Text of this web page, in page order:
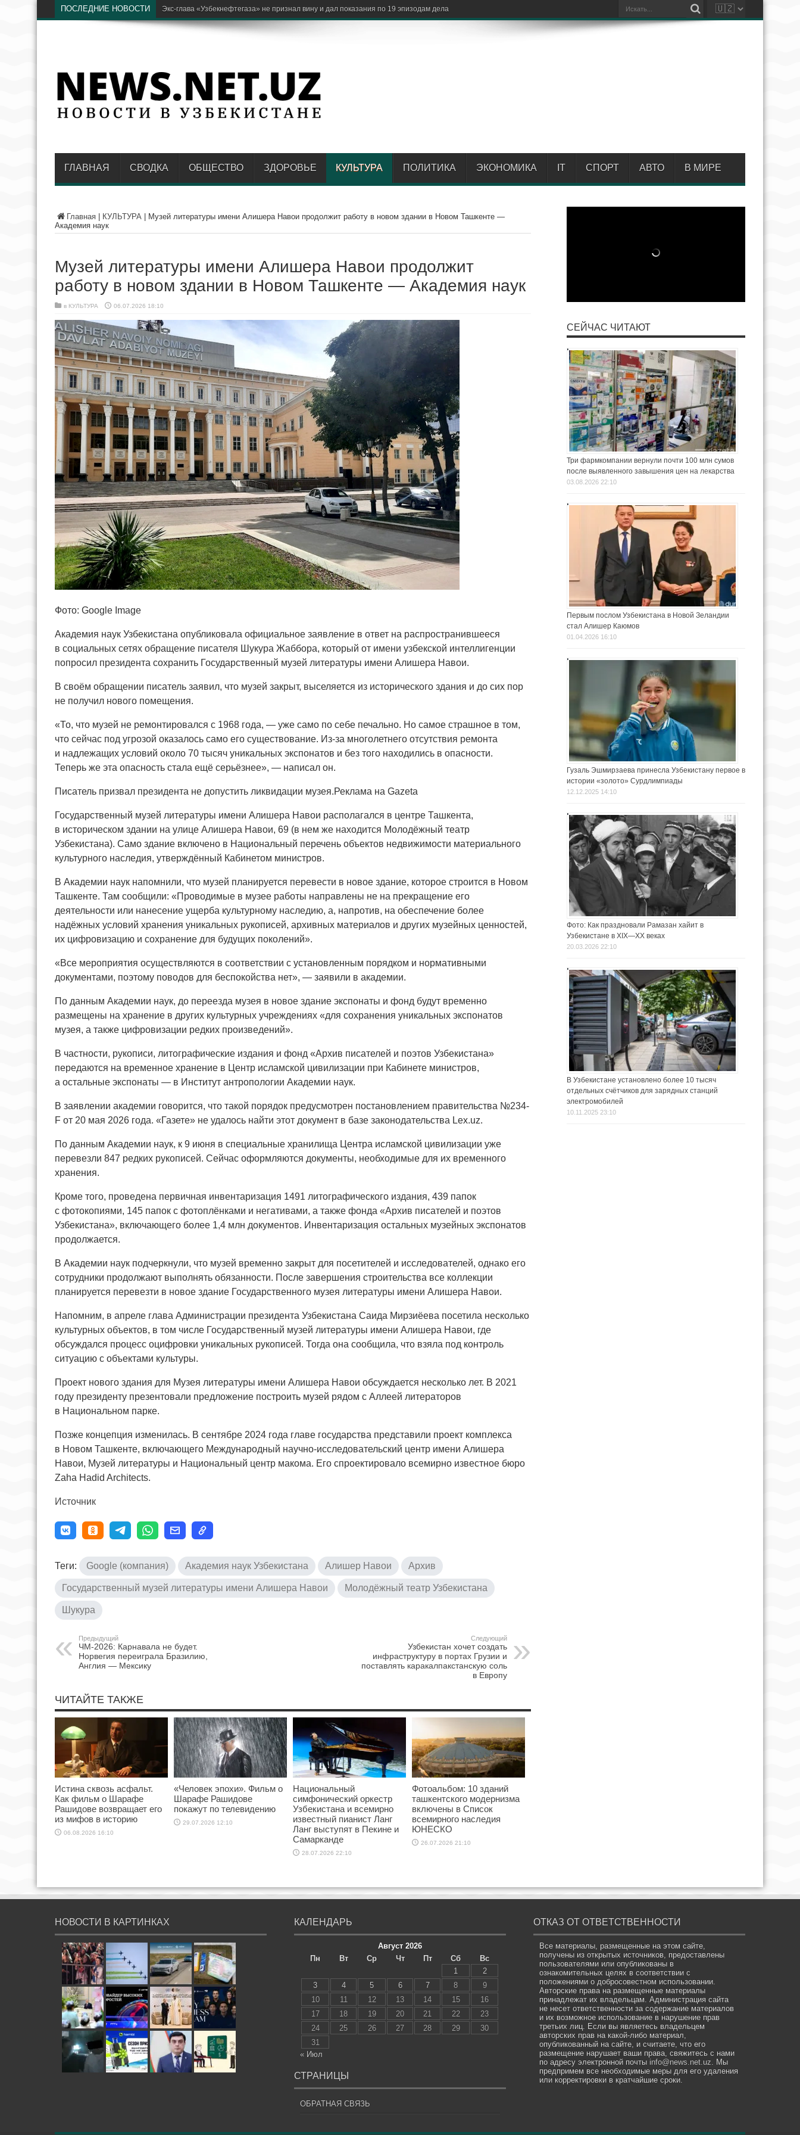
ПОСЛЕДНИЕ НОВОСТИ В AKFA рассказа
ГЛАВНАЯ СВОДКА ОБЩЕСТВО ЗДОРОВЬЕ КУЛЬТУРА ПОЛИТИКА ЭКОНОМИКА IT СПОРТ АВТО В МИРЕ
Главная КУЛЬТУРА
Музей литературы имени Алишера Навои продолжит работу в новом здании в Новом Ташкенте —
Академия наук
Музей литературы имени Алишера Навои продолжит
работу в новом здании в Новом Ташкенте — Академия наук
в КУЛЬТУРА 06.07.2026 18:10
Фото: Google Image
Академия наук Узбекистана опубликовала официальное заявление в ответ на распространившееся
в социальных сетях обращение писателя Шукура Жаббора, который от имени узбекской интеллигенции
попросил президента сохранить Государственный музей литературы имени Алишера Навои.
В своём обращении писатель заявил, что музей закрыт, выселяется из исторического здания и до сих пор
не получил нового помещения.
«То, что музей не ремонтировался с 1968 года, — уже само по себе печально. Но самое страшное в том,
что сейчас под угрозой оказалось само его существование. Из-за многолетнего отсутствия ремонта
и надлежащих условий около 70 тысяч уникальных экспонатов и без того находились в опасности.
Теперь же эта опасность стала ещё серьёзнее», — написал он.
Писатель призвал президента не допустить ликвидации музея.Реклама на Gazeta
Государственный музей литературы имени Алишера Навои располагался в центре Ташкента,
в историческом здании на улице Алишера Навои, 69 (в нем же находится Молодёжный театр
Узбекистана). Само здание включено в Национальный перечень объектов недвижимости материального
культурного наследия, утверждённый Кабинетом министров.
В Академии наук напомнили, что музей планируется перевести в новое здание, которое строится в Новом
Ташкенте. Там сообщили: «Проводимые в музее работы направлены не на прекращение его
деятельности или нанесение ущерба культурному наследию, а, напротив, на обеспечение более
надёжных условий хранения уникальных рукописей, архивных материалов и других музейных ценностей,
их цифровизацию и сохранение для будущих поколений».
«Все мероприятия осуществляются в соответствии с установленным порядком и нормативными
документами, поэтому поводов для беспокойства нет», — заявили в академии.
По данным Академии наук, до переезда музея в новое здание экспонаты и фонд будут временно
размещены на хранение в других культурных учреждениях «для сохранения уникальных экспонатов
музея, а также цифровизации редких произведений».
В частности, рукописи, литографические издания и фонд «Архив писателей и поэтов Узбекистана»
передаются на временное хранение в Центр исламской цивилизации при Кабинете министров,
а остальные экспонаты — в Институт антропологии Академии наук.
В заявлении академии говорится, что такой порядок предусмотрен постановлением правительства №234-
F от 20 мая 2026 года. «Газете» не удалось найти этот документ в базе законодательства Lex.uz.
По данным Академии наук, к 9 июня в специальные хранилища Центра исламской цивилизации уже
перевезли 847 редких рукописей. Сейчас оформляются документы, необходимые для их временного
хранения.
Кроме того, проведена первичная инвентаризация 1491 литографического издания, 439 папок
с фотокопиями, 145 папок с фотоплёнками и негативами, а также фонда «Архив писателей и поэтов
Узбекистана», включающего более 1,4 млн документов. Инвентаризация остальных музейных экспонатов
продолжается.
В Академии наук подчеркнули, что музей временно закрыт для посетителей и исследователей, однако его
сотрудники продолжают выполнять обязанности. После завершения строительства все коллекции
планируется перевезти в новое здание Государственного музея литературы имени Алишера Навои.
Напомним, в апреле глава Администрации президента Узбекистана Саида Мирзиёева посетила несколько
культурных объектов, в том числе Государственный музей литературы имени Алишера Навои, где
обсуждался процесс оцифровки уникальных рукописей. Тогда она сообщила, что взяла под контроль
ситуацию с объектами культуры.
Проект нового здания для Музея литературы имени Алишера Навои обсуждается несколько лет. В 2021
году президенту презентовали предложение построить музей рядом с Аллеей литераторов
в Национальном парке.
Позже концепция изменилась. В сентябре 2024 года главе государства представили проект комплекса
в Новом Ташкенте, включающего Международный научно-исследовательский центр имени Алишера
Навои, Музей литературы и Национальный центр макома. Его спроектировало всемирно известное бюро
Zaha Hadid Architects.
Источник
Теги: Google (компания) Академия наук Узбекистана Алишер Навои Архив
Государственный музей литературы имени Алишера Навои Молодёжный театр Узбекистана
Шукура
Предыдущий
ЧМ-2026: Карнавала не будет.
Норвегия переиграла Бразилию,
Англия — Мексику
Следующий
Узбекистан хочет создать
инфраструктуру в портах Грузии и
поставлять каракалпакстанскую соль
в Европу
ЧИТАЙТЕ ТАКЖЕ
Истина сквозь асфальт.
Как фильм о Шарафе
Рашидове возвращает его
из мифов в историю
06.08.2026 16:10
«Человек эпохи». Фильм о
Шарафе Рашидове
покажут по телевидению
29.07.2026 12:10
Национальный
симфонический оркестр
Узбекистана и всемирно
известный пианист Ланг
Ланг выступят в Пекине и
Самарканде
28.07.2026 22:10
Фотоальбом: 10 зданий
ташкентского модернизма
включены в Список
всемирного наследия
ЮНЕСКО
26.07.2026 21:10
СЕЙЧАС ЧИТАЮТ
Три фармкомпании вернули почти 100 млн сумов
после выявленного завышения цен на лекарства
03.08.2026 22:10
Первым послом Узбекистана в Новой Зеландии
стал Алишер Каюмов
01.04.2026 16:10
Гузаль Эшмирзаева принесла Узбекистану первое в
истории «золото» Сурдлимпиады
12.12.2025 14:10
Фото: Как праздновали Рамазан хайит в
Узбекистане в XIX—XX веках
20.03.2026 22:10
В Узбекистане установлено более 10 тысяч
отдельных счётчиков для зарядных станций
электромобилей
10.11.2025 23:10
НОВОСТИ В КАРТИНКАХ КАЛЕНДАРЬ
Август 2026
Пн
Вт Ср Чт Пт Сб
Вс
1
2
3
4 5 6 7 8
9
10
11 12 13 14 15
16
17
18 19 20 21 22
23
24
25 26 27 28 29
30
31
« Июл
СТРАНИЦЫ
ОБРАТНАЯ СВЯЗЬ
ОТКАЗ ОТ ОТВЕТСТВЕННОСТИ
Все материалы, размещенные на этом сайте,
получены из открытых источников, предоставлены
пользователями или опубликованы в
ознакомительных целях в соответствии с
положениями о добросовестном использовании.
Авторские права на размещенные материалы
принадлежат их владельцам. Администрация сайта
не несет ответственности за содержание материалов
и их возможное использование в нарушение прав
третьих лиц. Если вы являетесь владельцем
авторских прав на какой-либо материал,
опубликованный на сайте, и считаете, что его
размещение нарушает ваши права, свяжитесь с нами
по адресу электронной почты info@news.net.uz . Мы
предпримем все необходимые меры для его удаления
или корректировки в кратчайшие сроки.